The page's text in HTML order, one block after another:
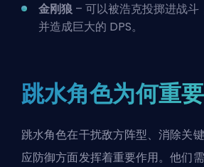
金刚狼 – 可以被浩克投掷进战斗
并造成巨大的 DPS。
跳水角色为何重
跳水角色在干扰敌方阵型、消除关
应防御方面发挥着重要作用。他们